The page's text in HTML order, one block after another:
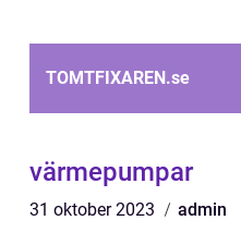
TOMTFIXAREN.se
värmepumpar
31 oktober 2023 admin